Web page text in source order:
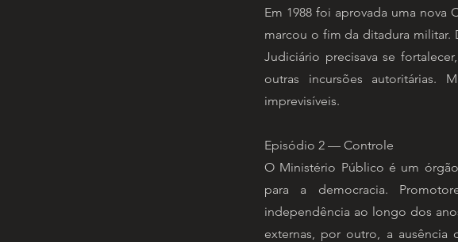
Em 1988 foi aprovada uma
marcou o fim da ditadura militar.
Judiciário precisava se
outras incursões autoritárias.
imprevisíveis.
Episódio 2 — Controle
O Ministério Público é um
para a democracia.
independência ao longo dos
externas, por outro, a ausência